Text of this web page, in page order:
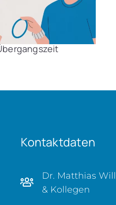
Kontaktdaten
Dr. Matthias
& Kollegen